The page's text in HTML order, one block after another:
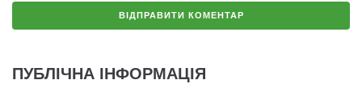
ПУБЛІЧНА ІНФОРМАЦІЯ